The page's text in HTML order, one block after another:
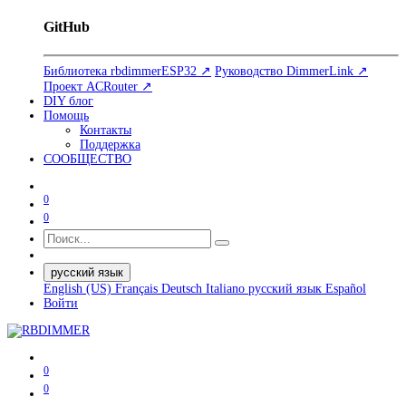
GitHub
Библиотека rbdimmerESP32 ↗ Руководство DimmerLink ↗
Проект ACRouter ↗
DIY блог
Помощь
Контакты
Поддержка
СООБЩЕСТВО
0
0
русский язык
English (US) Français Deutsch Italiano русский язык Español
Войти
0
0